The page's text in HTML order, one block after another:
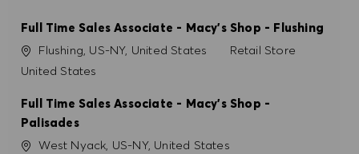
Full Time Sales Associate - Macy's Shop - Flushing
KonumFlushing, US-NY, United States Kategori
Retail Store
United States
Full Time Sales Associate - Macy's Shop -
Palisades
Konum
West Nyack, US-NY, United States